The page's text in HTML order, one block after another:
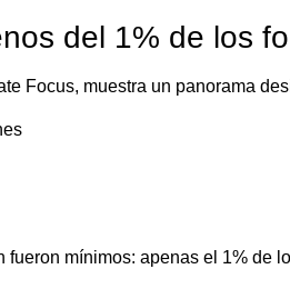
del 1% de los
Focus, muestra un panorama
mínimos: apenas el 1% de